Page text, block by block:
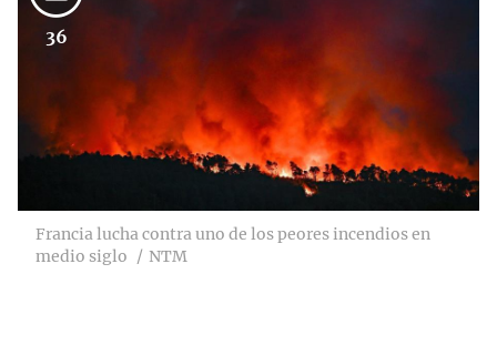
36
Francia lucha contra uno de los peores incendios en
medio siglo
NTM